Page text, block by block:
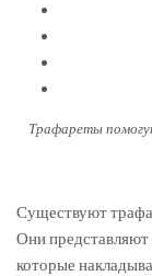
Трафареты
Существуют
Они
которые